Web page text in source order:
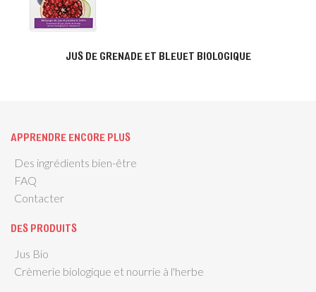
JUS DE GRENADE ET BLEUET BIOLOGIQUE
APPRENDRE ENCORE PLUS
Des ingrédients bien-être
FAQ
Contacter
DES PRODUITS
Jus Bio
Crèmerie biologique et nourrie à l'herbe